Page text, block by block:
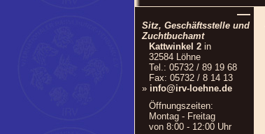
—
Sitz, Geschäftsstelle und
Zuchtbuchamt
Kattwinkel 2 in
32584 Löhne
Tel.: 05732 / 89 19 68
Fax: 05732 / 8 14 13
» info@irv-loehne.de
Öffnungszeiten:
Montag - Freitag
von 8:00 - 12:00 Uhr